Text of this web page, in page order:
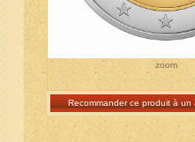
zoom
Recommander ce produit à un